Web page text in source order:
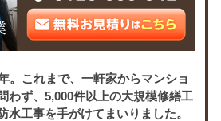
。これまで、一軒家からマンショ
わず、5,000件以上の大規模修繕工
水工事を手がけてまいりました。